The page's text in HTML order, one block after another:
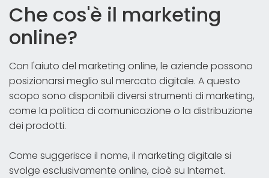
Che cos'è il marketing
online?
Con l'aiuto del marketing online, le aziende possono
posizionarsi meglio sul mercato digitale. A questo
scopo sono disponibili diversi strumenti di marketing,
come la politica di comunicazione o la distribuzione
dei prodotti.
Come suggerisce il nome, il marketing digitale si
svolge esclusivamente online, cioè su Internet.